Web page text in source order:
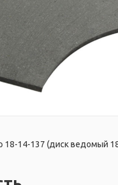
14-137 (диск ведомый